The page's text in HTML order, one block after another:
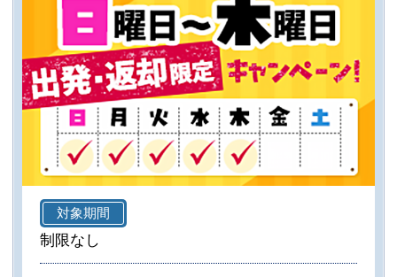
対象期間
制限なし